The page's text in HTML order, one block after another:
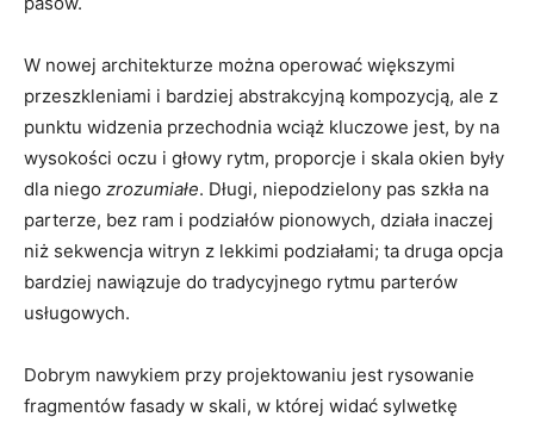
W nowej architekturze można operować większymi
przeszkleniami i bardziej abstrakcyjną kompozycją, ale z
punktu widzenia przechodnia wciąż kluczowe jest, by na
wysokości oczu i głowy rytm, proporcje i skala okien były
dla niego zrozumiałe. Długi, niepodzielony pas szkła na
parterze, bez ram i podziałów pionowych, działa inaczej
niż sekwencja witryn z lekkimi podziałami; ta druga opcja
bardziej nawiązuje do tradycyjnego rytmu parterów
usługowych.
Dobrym nawykiem przy projektowaniu jest rysowanie
fragmentów fasady w skali, w której widać sylwetkę